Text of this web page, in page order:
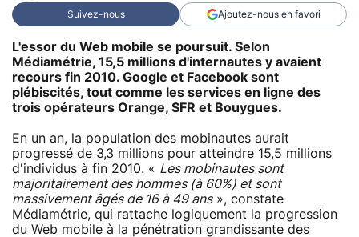
Suivez-nous Ajoutez-nous en favori
L'essor du Web mobile se poursuit. Selon
Médiamétrie, 15,5 millions d'internautes y avaient
recours fin 2010. Google et Facebook sont
plébiscités, tout comme les services en ligne des
trois opérateurs Orange, SFR et Bouygues.
En un an, la population des mobinautes aurait
progressé de 3,3 millions pour atteindre 15,5 millions
d'individus à fin 2010. « Les mobinautes sont
majoritairement des hommes (à 60%) et sont
massivement âgés de 16 à 49 ans», constate
Médiamétrie, qui rattache logiquement la progression
du Web mobile à la pénétration grandissante des